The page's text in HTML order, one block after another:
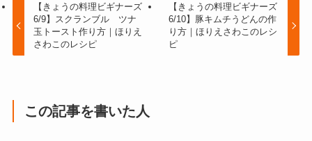
【きょうの料理ビギナーズ
6/9】スクランブル ツナ
玉トースト作り方｜ほりえ
さわこのレシピ
【きょうの料理ビギナーズ
6/10】豚キムチうどんの作
り方｜ほりえさわこのレシ
ピ
この記事を書いた人